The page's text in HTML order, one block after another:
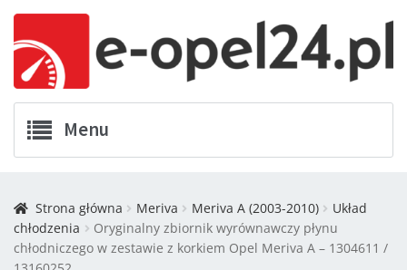
Menu
Zamówienia
Strona główna Meriva Meriva A (2003-2010)
Układ
chłodzenia
Oryginalny zbiornik wyrównawczy płynu
chłodniczego w zestawie z korkiem Opel Meriva A – 1304611 /